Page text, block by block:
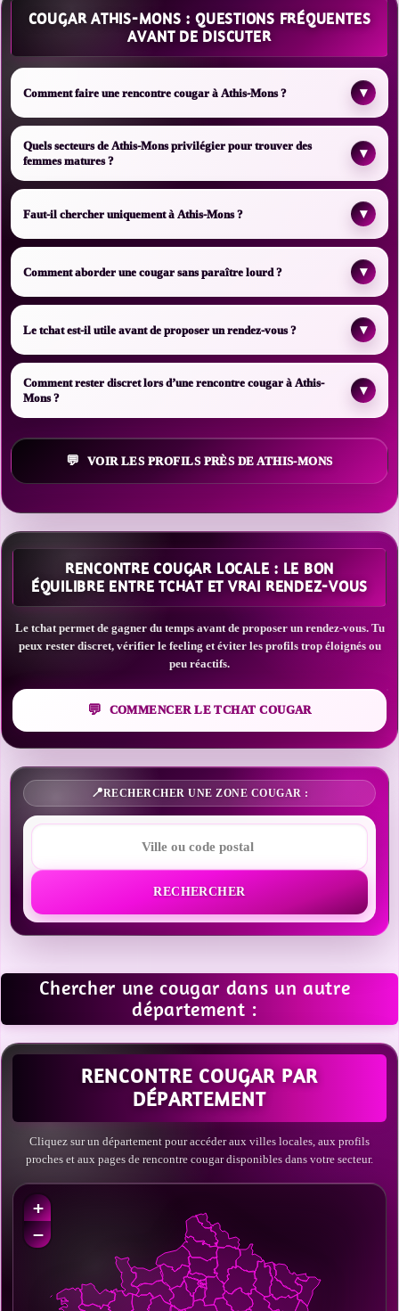
COUGAR ATHIS-MONS : QUESTIONS FRÉQUENTES
AVANT DE DISCUTER
Comment faire une rencontre cougar à Athis-Mons ? ▾
Quels secteurs de Athis-Mons privilégier pour trouver des
femmes matures ?
▾
Faut-il chercher uniquement à Athis-Mons ? ▾
Comment aborder une cougar sans paraître lourd ? ▾
Le tchat est-il utile avant de proposer un rendez-vous ? ▾
Comment rester discret lors d’une rencontre cougar à Athis-
Mons ?
▾
VOIR LES PROFILS PRÈS DE ATHIS-MONS
RENCONTRE COUGAR LOCALE : LE BON
ÉQUILIBRE ENTRE TCHAT ET VRAI RENDEZ-VOUS
Le tchat permet de gagner du temps avant de proposer un rendez-vous. Tu
peux rester discret, vérifier le feeling et éviter les profils trop éloignés ou
peu réactifs.
COMMENCER LE TCHAT COUGAR
RECHERCHER UNE ZONE COUGAR :
RECHERCHER
Chercher une cougar dans un autre
département :
RENCONTRE COUGAR PAR
DÉPARTEMENT
Cliquez sur un département pour accéder aux villes locales, aux profils
proches et aux pages de rencontre cougar disponibles dans votre secteur.
+
−